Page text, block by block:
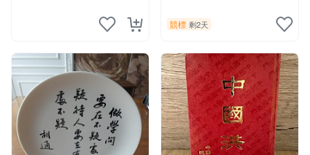
競標 剩2天